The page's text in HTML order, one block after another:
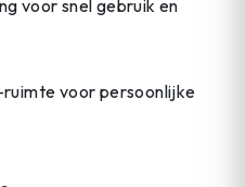
voor snel gebruik en
voor persoonlijke